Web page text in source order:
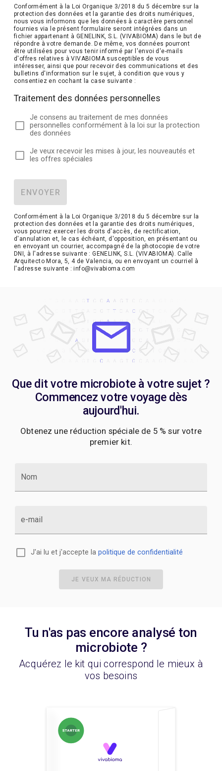
Conformément à la Loi Organique 3/2018 du 5 décembre sur la
protection des données et la garantie des droits numériques,
nous vous informons que les données à caractère personnel
fournies via le présent formulaire seront intégrées dans un
fichier appartenant à GENELINK, S.L. (VIVABIOMA) dans le but de
répondre à votre demande. De même, vos données pourront
être utilisées pour vous tenir informé par l'envoi d'e-mails
d'offres relatives à VIVABIOMA susceptibles de vous
intéresser, ainsi que pour recevoir des communications et des
bulletins d'information sur le sujet, à condition que vous y
consentiez en cochant la case suivante :
Traitement des données personnelles
Je consens au traitement de mes données
personnelles conformément à la loi sur la protection
des données
Je veux recevoir les mises à jour, les nouveautés et
les offres spéciales
ENVOYER
Conformément à la Loi Organique 3/2018 du 5 décembre sur la
protection des données et la garantie des droits numériques,
vous pourrez exercer les droits d'accès, de rectification,
d'annulation et, le cas échéant, d'opposition, en présentant ou
en envoyant un courrier, accompagné de la photocopie de votre
DNI, à l'adresse suivante : GENELINK, S.L. (VIVABIOMA). Calle
Arquitecto Mora, 5, 4 de Valencia, ou en envoyant un courriel à
l'adresse suivante : info@vivabioma.com
Que dit votre microbiote à votre sujet ?
Commencez votre voyage dès
aujourd'hui.
Obtenez une réduction spéciale de 5 % sur votre
premier kit.
Nom
e-mail
J'ai lu et j'accepte la politique de confidentialité
JE VEUX MA RÉDUCTION
Tu n'as pas encore analysé ton
microbiote ?
Acquérez le kit qui correspond le mieux à
vos besoins